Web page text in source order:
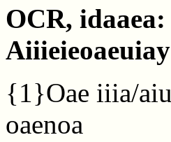
OCR, idaaea:
{1}Oae iiia/
oaenoa